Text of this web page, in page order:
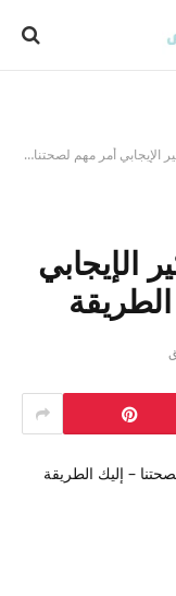
أمر مهم لصحتنا – إليك الطريقة
الإيجابي